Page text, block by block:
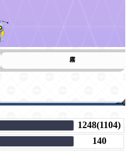
霧
1248(1104)
140